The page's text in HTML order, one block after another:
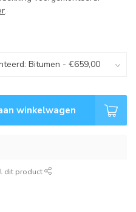
.
winkelwagen
dit product